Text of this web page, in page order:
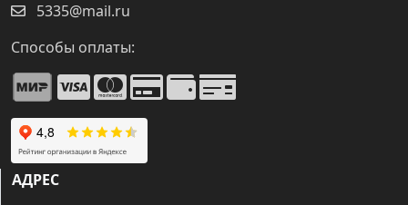
5335@mail.ru
Способы оплаты:
АДРЕС